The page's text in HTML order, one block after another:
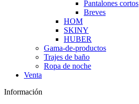
Pantalones cortos
Breves
HOM
SKINY
HUBER
Gama-de-productos
Trajes de baño
Ropa de noche
Venta
Información